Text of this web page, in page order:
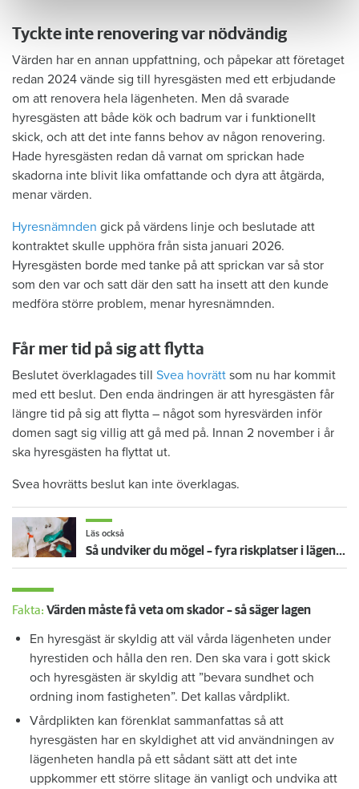
Tyckte inte renovering var nödvändig
Värden har en annan uppfattning, och påpekar att företaget
redan 2024 vände sig till hyresgästen med ett erbjudande
om att renovera hela lägenheten. Men då svarade
hyresgästen att både kök och badrum var i funktionellt
skick, och att det inte fanns behov av någon renovering.
Hade hyresgästen redan då varnat om sprickan hade
skadorna inte blivit lika omfattande och dyra att åtgärda,
menar värden.
Hyresnämnden gick på värdens linje och beslutade att
kontraktet skulle upphöra från sista januari 2026.
Hyresgästen borde med tanke på att sprickan var så stor
som den var och satt där den satt ha insett att den kunde
medföra större problem, menar hyresnämnden.
Får mer tid på sig att flytta
Beslutet överklagades till Svea hovrätt som nu har kommit
med ett beslut. Den enda ändringen är att hyresgästen får
längre tid på sig att flytta – något som hyresvärden inför
domen sagt sig villig att gå med på. Innan 2 november i år
ska hyresgästen ha flyttat ut.
Svea hovrätts beslut kan inte överklagas.
Läs också
Så undviker du mögel – fyra riskplatser i lägenheten: ”Måste städa bort”
Fakta: Värden måste få veta om skador – så säger lagen
En hyresgäst är skyldig att väl vårda lägenheten under
hyrestiden och hålla den ren. Den ska vara i gott skick
och hyresgästen är skyldig att ”bevara sundhet och
ordning inom fastigheten”. Det kallas vårdplikt.
Vårdplikten kan förenklat sammanfattas så att
hyresgästen har en skyldighet att vid användningen av
lägenheten handla på ett sådant sätt att det inte
uppkommer ett större slitage än vanligt och undvika att